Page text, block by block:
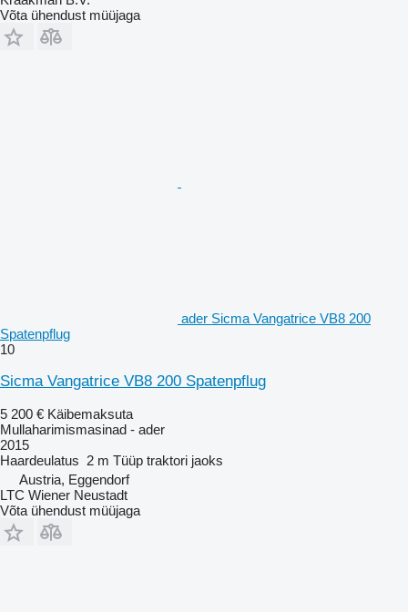
Võta ühendust müüjaga
ader Sicma Vangatrice VB8 200
Spatenpflug
10
Sicma Vangatrice VB8 200 Spatenpflug
5 200 € Käibemaksuta
Mullaharimismasinad - ader
2015
Haardeulatus 2 m Tüüp traktori jaoks
Austria, Eggendorf
LTC Wiener Neustadt
Võta ühendust müüjaga